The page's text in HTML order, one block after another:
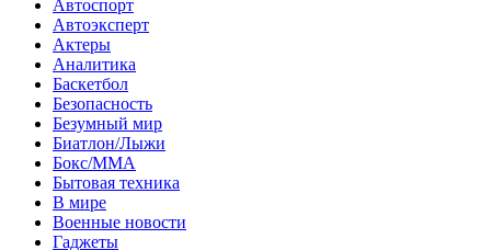
Автоспорт
Автоэксперт
Актеры
Аналитика
Баскетбол
Безопасность
Безумный мир
Биатлон/Лыжи
Бокс/MMA
Бытовая техника
В мире
Военные новости
Гаджеты